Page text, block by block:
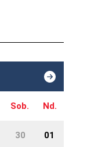
Sob. Nd.
30 01